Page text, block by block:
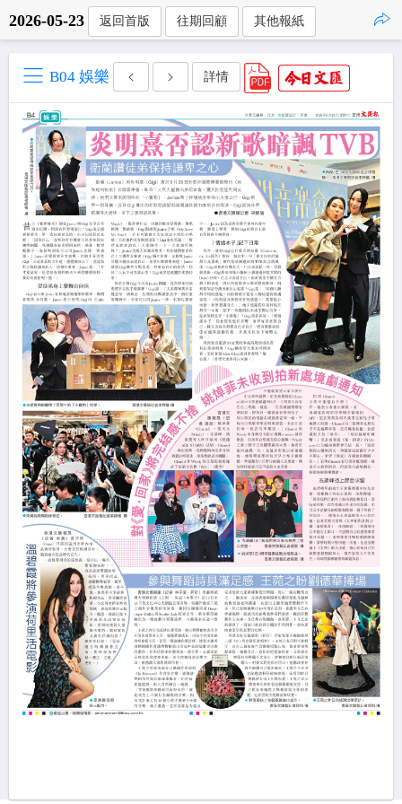
2026-05-23 返回首版 往期回顧 其他報紙
B04 娛樂 詳情